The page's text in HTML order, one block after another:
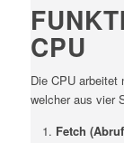
CPU
Die CPU arbeitet
welcher aus vier
Fetch